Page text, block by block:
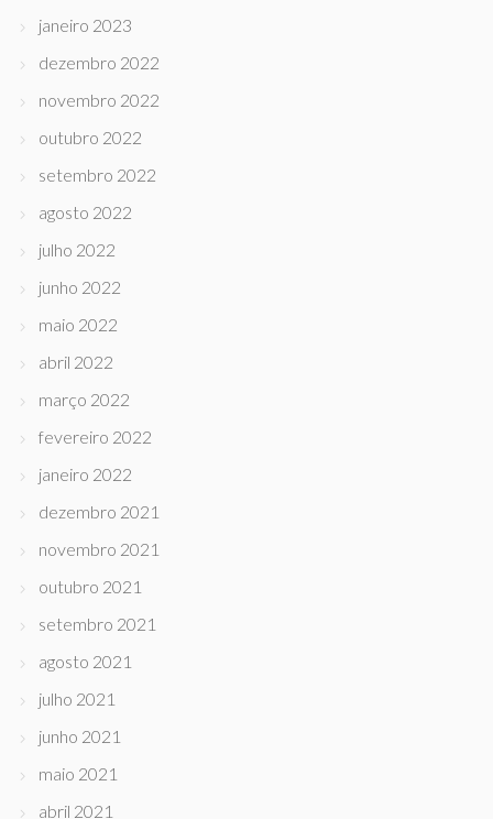
janeiro 2023
dezembro 2022
novembro 2022
outubro 2022
setembro 2022
agosto 2022
julho 2022
junho 2022
maio 2022
abril 2022
março 2022
fevereiro 2022
janeiro 2022
dezembro 2021
novembro 2021
outubro 2021
setembro 2021
agosto 2021
julho 2021
junho 2021
maio 2021
abril 2021